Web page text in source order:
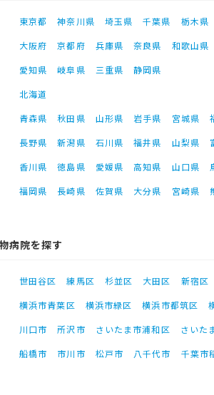
東京都 神奈川県 埼玉県 千葉県 栃木県
大阪府 京都府 兵庫県 奈良県 和歌山県
愛知県 岐阜県 三重県
静岡県
北海道
青森県 秋田県 山形県 岩手県 宮城県
長野県 新潟県 石川県 福井県 山梨県
香川県 徳島県 愛媛県 高知県 山口県
福岡県 長崎県 佐賀県 大分県 宮崎県
病院を探す
世田谷区 練馬区 杉並区 大田区 新宿区
横浜市青葉区 横浜市緑区 横浜市都筑区
川口市 所沢市 さいたま市浦和区 さいた
船橋市 市川市 松戸市 八千代市 千葉市